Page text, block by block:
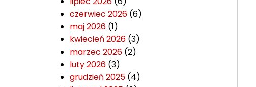
czerwiec 2026 (6)
maj 2026 (1)
kwiecień 2026 (3)
marzec 2026 (2)
luty 2026 (3)
grudzień 2025 (4)